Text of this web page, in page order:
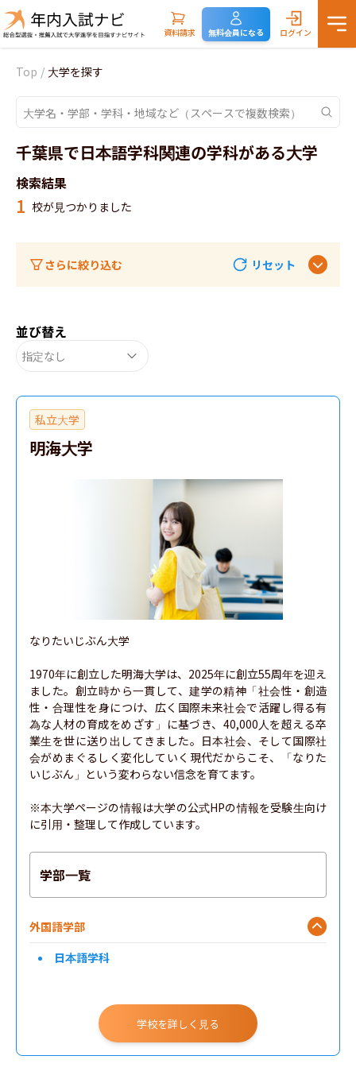
資料請求 無料会員になる ログイン
Top / 大学を探す
千葉県で日本語学科関連の学科がある大学
検索結果
1 校が見つかりました
さらに絞り込む リセット
並び替え
指定なし
私立大学
明海大学
なりたいじぶん大学
1970年に創立した明海大学は、2025年に創立55周年を迎え
ました。創立時から一貫して、建学の精神「社会性・創造
性・合理性を身につけ、広く国際未来社会で活躍し得る有
為な人材の育成をめざす」に基づき、40,000人を超える卒
業生を世に送り出してきました。日本社会、そして国際社
会がめまぐるしく変化していく現代だからこそ、「なりた
いじぶん」という変わらない信念を育てます。
※本大学ページの情報は大学の公式HPの情報を受験生向け
に引用・整理して作成しています。
学部一覧
外国語学部
日本語学科
学校を詳しく見る